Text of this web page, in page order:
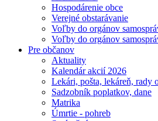
Hospodárenie obce
Verejné obstarávanie
Voľby do orgánov
Voľby do orgánov
Pre občanov
Aktuality
Kalendár akcií 2026
Lekári, pošta, lekáreň, rady
Sadzobník poplatkov, dane
Matrika
Úmrtie - pohreb